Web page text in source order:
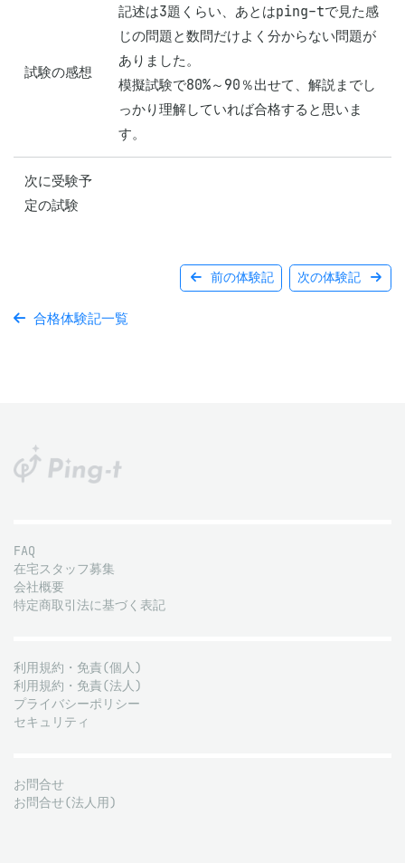
試験の感想
記述は3題くらい、あとはping-tで見た感
じの問題と数問だけよく分からない問題が
ありました。
模擬試験で80%～90％出せて、解説までし
っかり理解していれば合格すると思いま
す。
次に受験予
定の試験
前の体験記 次の体験記
合格体験記一覧
FAQ
在宅スタッフ募集
会社概要
特定商取引法に基づく表記
利用規約・免責(個人)
利用規約・免責(法人)
プライバシーポリシー
セキュリティ
お問合せ
お問合せ(法人用)